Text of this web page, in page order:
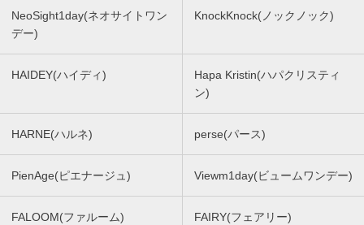
NeoSight1day(ネオサイトワン
デー)
KnockKnock(ノックノック)
HAIDEY(ハイディ)
Hapa Kristin(ハパクリスティ
ン)
HARNE(ハルネ) perse(パース)
PienAge(ピエナージュ) Viewm1day(ビュームワンデー)
FALOOM(ファルーム) FAIRY(フェアリー)